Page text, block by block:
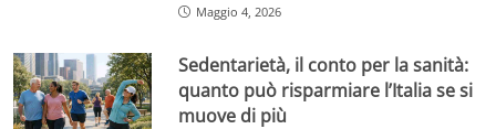
Maggio 4, 2026
Sedentarietà, il conto per la sanità:
quanto può risparmiare l’Italia se si
muove di più